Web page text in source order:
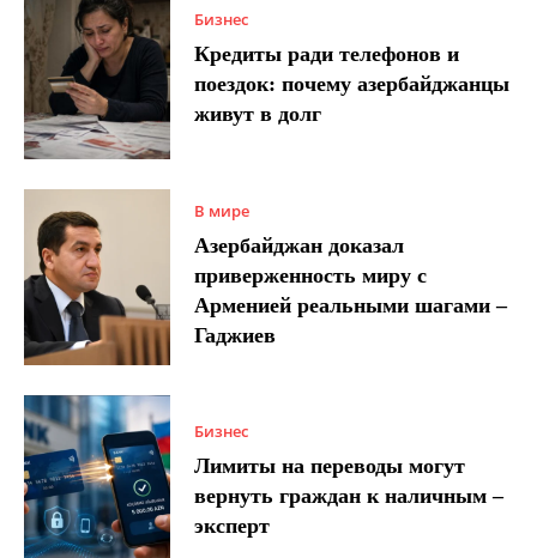
Бизнес
Кредиты ради телефонов и
поездок: почему азербайджанцы
живут в долг
В мире
Азербайджан доказал
приверженность миру с
Арменией реальными шагами –
Гаджиев
Бизнес
Лимиты на переводы могут
вернуть граждан к наличным –
эксперт